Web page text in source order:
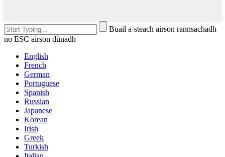
Buail a-steach airson rannsachadh
no ESC airson dùnadh
English
French
German
Portuguese
Spanish
Russian
Japanese
Korean
Irish
Greek
Turkish